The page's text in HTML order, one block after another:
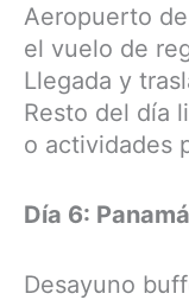
Aeropuerto
el vuelo de
Llegada y
Resto del día
o actividades
Día 6:
Desayuno